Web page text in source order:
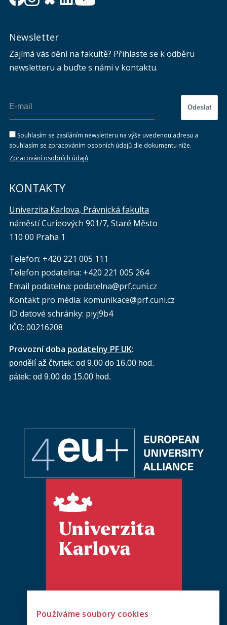
Newsletter
Zajímá vás dění na fakultě? Přihlaste se k odběru
newsletteru a buďte s námi v kontaktu.
Odeslat
Souhlasím se zasíláním newsletteru na výše uvedenou adresu a
souhlasím se zpracováním osobních údajů dle dokumentu níže.
Zpracování osobních údajů
KONTAKTY
Univerzita Karlova, Právnická fakulta
náměstí Curieových 901/7, Staré Město
110 00 Praha 1
Telefon: +420 221 005 111
Telefon podatelna: +420 221 005 264
Email podatelna: podatelna@prf.cuni.cz
Kontakt pro média: komunikace@prf.cuni.cz
ID datové schránky: piyj9b4
IČO: 00216208
Provozní doba podatelny PF UK:
pondělí až čtvrtek: od 9.00 do 16.00 hod.
pátek: od 9.00 do 15.00 hod.
Používáme soubory cookies